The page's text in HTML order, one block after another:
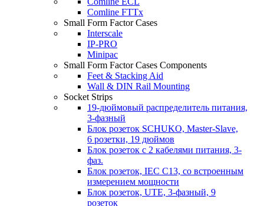
Comline FTTx
Small Form Factor Cases
Interscale
IP-PRO
Minipac
Small Form Factor Cases Components
Feet & Stacking Aid
Wall & DIN Rail Mounting
Socket Strips
19-дюймовый распределитель питания,
3-фазный
Блок розеток SCHUKO, Master-Slave,
6 розетки, 19 дюймов
Блок розеток с 2 кабелями питания, 3-
фаз.
Блок розеток, IEC C13, со встроенным
измерением мощности
Блок розеток, UTE, 3-фазный, 9
розеток